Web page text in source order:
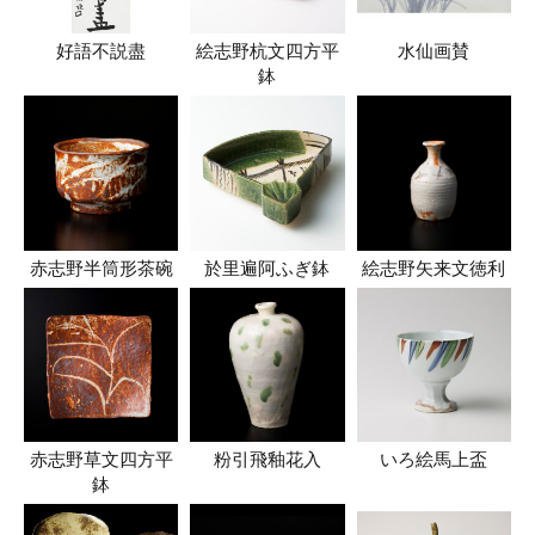
好語不説盡
絵志野杭文四方平
鉢
水仙画賛
赤志野半筒形茶碗 於里遍阿ふぎ鉢 絵志野矢来文徳利
赤志野草文四方平
鉢
粉引飛釉花入 いろ絵馬上盃